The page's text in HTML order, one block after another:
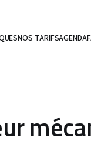
NOS TARIFSAGENDA